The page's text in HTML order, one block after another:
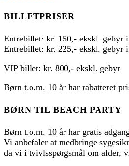
BILLETPRISER
Entrebillet: kr. 150,- ekskl. gebyr
Entrebillet: kr. 225,- ekskl. gebyr
VIP billet: kr. 800,- ekskl. gebyr
Børn t.o.m. 10 år har rabatteret
BØRN TIL BEACH PARTY
Børn t.o.m. 10 år har gratis
Vi anbefaler at medbringe
da vi i tvivlsspørgsmål om alder,